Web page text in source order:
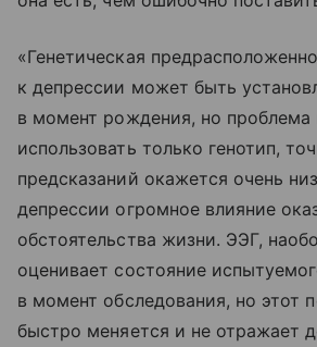
«Генетическая
к депрессии может быть
в момент рождения, но проблема
использовать только генотип,
предсказаний окажется очень
депрессии огромное влияние
обстоятельства жизни. ЭЭГ,
оценивает состояние
в момент обследования, но этот
быстро меняется и не отражает